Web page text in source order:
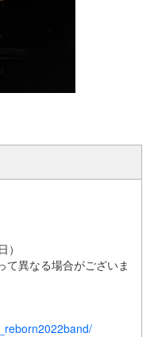
て異なる場合がございま